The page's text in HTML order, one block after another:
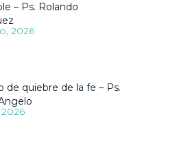
– Ps. Rolando
2026
de quiebre de la fe – Ps.